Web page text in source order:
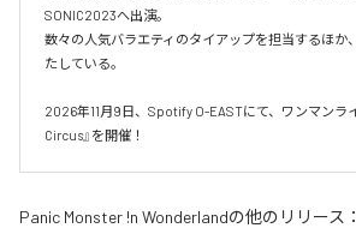
SONIC2023へ出演。
数々の人気バラエティのタイアップを担当するほか
たしている。
2026年11月9日、Spotify O-EASTにて、ワンマンラ
Circus』を開催！
Panic Monster !n Wonderlandの他のリリース：